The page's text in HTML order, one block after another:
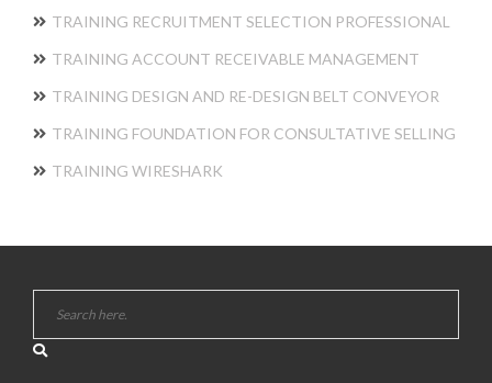
TRAINING RECRUITMENT SELECTION PROFESSIONAL
TRAINING ACCOUNT RECEIVABLE MANAGEMENT
TRAINING DESIGN AND RE-DESIGN BELT CONVEYOR
TRAINING FOUNDATION FOR CONSULTATIVE SELLING
TRAINING WIRESHARK